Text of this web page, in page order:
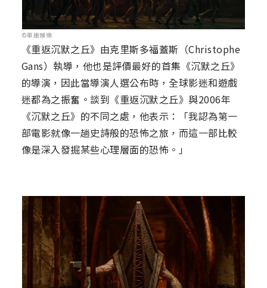
©車庫娛樂
《重返沉默之丘》由克里斯多福蓋斯（Christophe
Gans）執導，他也是評價最好的首集《沉默之丘》
的導演，因此當導演人選公布時，全球影迷和遊戲
迷都為之振奮。談到《重返沉默之丘》與2006年
《沉默之丘》的不同之處，他表示：「我認為第一
部電影就像一趟史詩般的恐怖之旅，而這一部比較
像是深入發掘某些心理層面的恐怖。」